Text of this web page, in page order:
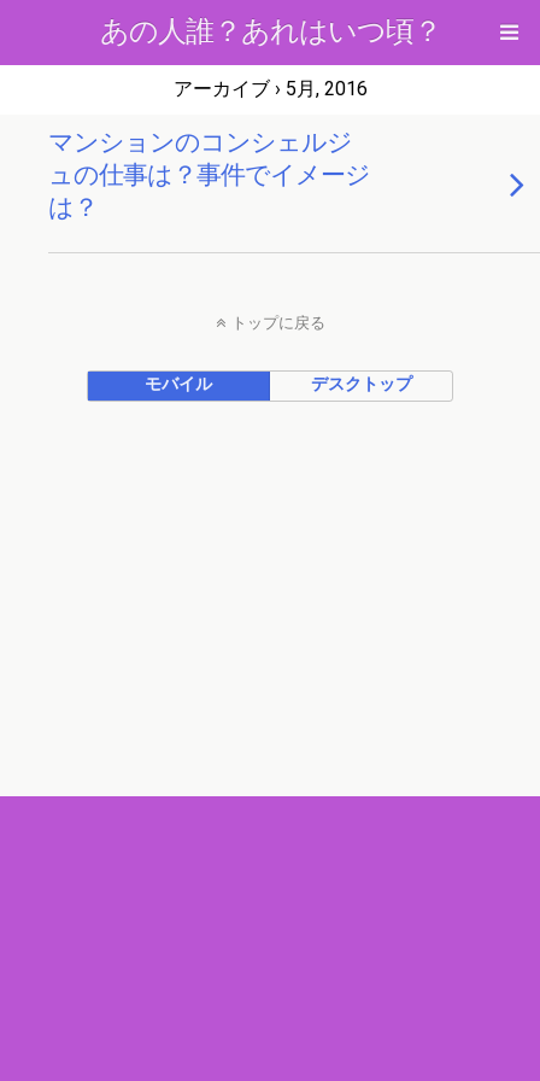
あの人誰？あれはいつ頃？
アーカイブ › 5月, 2016
マンションのコンシェルジ
ュの仕事は？事件でイメージ
は？
トップに戻る
モバイル デスクトップ